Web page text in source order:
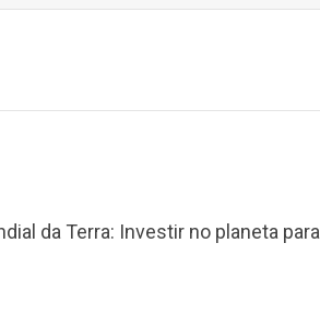
da Terra: Investir no planeta para